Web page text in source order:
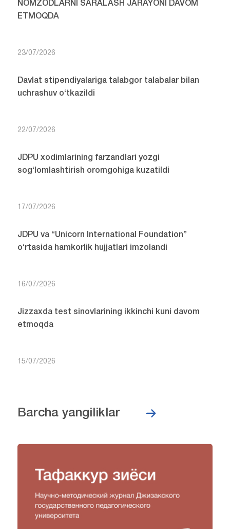
NOMZODLARNI SARALASH JARAYONI DAVOM
ETMOQDA
23/07/2026
Davlat stipendiyalariga talabgor talabalar bilan
uchrashuv o‘tkazildi
22/07/2026
JDPU xodimlarining farzandlari yozgi
sog‘lomlashtirish oromgohiga kuzatildi
17/07/2026
JDPU va “Unicorn International Foundation”
o‘rtasida hamkorlik hujjatlari imzolandi
16/07/2026
Jizzaxda test sinovlarining ikkinchi kuni davom
etmoqda
15/07/2026
Barcha yangiliklar